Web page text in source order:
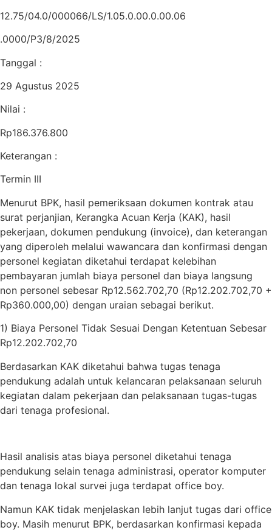
12.75/04.0/000066/LS/1.05.0.00.0.00.06
.0000/P3/8/2025
Tanggal :
29 Agustus 2025
Nilai :
Rp186.376.800
Keterangan :
Termin III
Menurut BPK, hasil pemeriksaan dokumen kontrak atau
surat perjanjian, Kerangka Acuan Kerja (KAK), hasil
pekerjaan, dokumen pendukung (invoice), dan keterangan
yang diperoleh melalui wawancara dan konfirmasi dengan
personel kegiatan diketahui terdapat kelebihan
pembayaran jumlah biaya personel dan biaya langsung
non personel sebesar Rp12.562.702,70 (Rp12.202.702,70 +
Rp360.000,00) dengan uraian sebagai berikut.
1) Biaya Personel Tidak Sesuai Dengan Ketentuan Sebesar
Rp12.202.702,70
Berdasarkan KAK diketahui bahwa tugas tenaga
pendukung adalah untuk kelancaran pelaksanaan seluruh
kegiatan dalam pekerjaan dan pelaksanaan tugas-tugas
dari tenaga profesional.
Hasil analisis atas biaya personel diketahui tenaga
pendukung selain tenaga administrasi, operator komputer
dan tenaga lokal survei juga terdapat office boy.
Namun KAK tidak menjelaskan lebih lanjut tugas dari office
boy. Masih menurut BPK, berdasarkan konfirmasi kepada